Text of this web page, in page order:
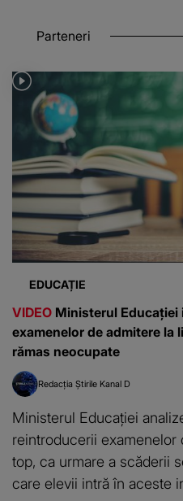
Parteneri
EDUCAȚIE
VIDEO Ministerul Educației
examenelor de admitere
rămas neocupate
Redacția Știrile Kanal D
Ministerul Educației
reintroducerii
top, ca urmare a scăderii
care elevii intră în aceste